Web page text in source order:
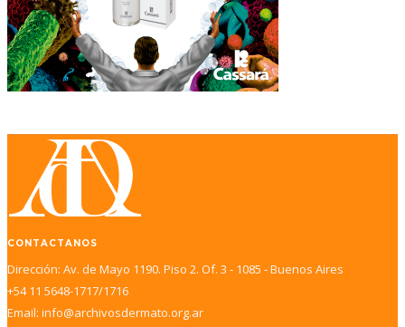
CONTACTANOS
Dirección: Av. de Mayo 1190. Piso 2. Of. 3 - 1085 - Buenos Aires
+54 11 5648-1717/1716
Email: info@archivosdermato.org.ar